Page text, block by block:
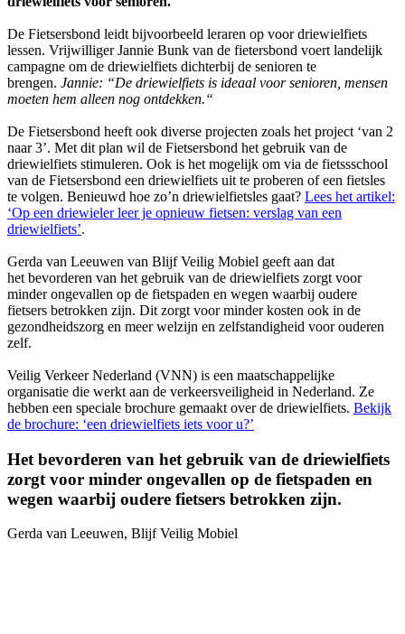
De Fietsersbond leidt bijvoorbeeld leraren op voor driewielfiets
lessen. Vrijwilliger Jannie Bunk van de fietersbond voert landelijk
campagne om de driewielfiets dichterbij de senioren te
brengen. Jannie: “De driewielfiets is ideaal voor senioren, mensen
moeten hem alleen nog ontdekken.“
De Fietsersbond heeft ook diverse projecten zoals het project ‘van 2
naar 3’. Met dit plan wil de Fietsersbond het gebruik van de
driewielfiets stimuleren. Ook is het mogelijk om via de fietssschool
van de Fietsersbond een driewielfiets uit te proberen of een fietsles
te volgen. Benieuwd hoe zo’n driewielfietsles gaat? Lees het artikel:
‘Op een driewieler leer je opnieuw fietsen: verslag van een
driewielfiets’.
Gerda van Leeuwen van Blijf Veilig Mobiel geeft aan dat
het bevorderen van het gebruik van de driewielfiets zorgt voor
minder ongevallen op de fietspaden en wegen waarbij oudere
fietsers betrokken zijn. Dit zorgt voor minder kosten ook in de
gezondheidszorg en meer welzijn en zelfstandigheid voor ouderen
zelf.
Veilig Verkeer Nederland (VNN) is een maatschappelijke
organisatie die werkt aan de verkeersveiligheid in Nederland. Ze
hebben een speciale brochure gemaakt over de driewielfiets. Bekijk
de brochure: ‘een driewielfiets iets voor u?’
Het bevorderen van het gebruik van de driewielfiets
zorgt voor minder ongevallen op de fietspaden en
wegen waarbij oudere fietsers betrokken zijn.
Gerda van Leeuwen, Blijf Veilig Mobiel